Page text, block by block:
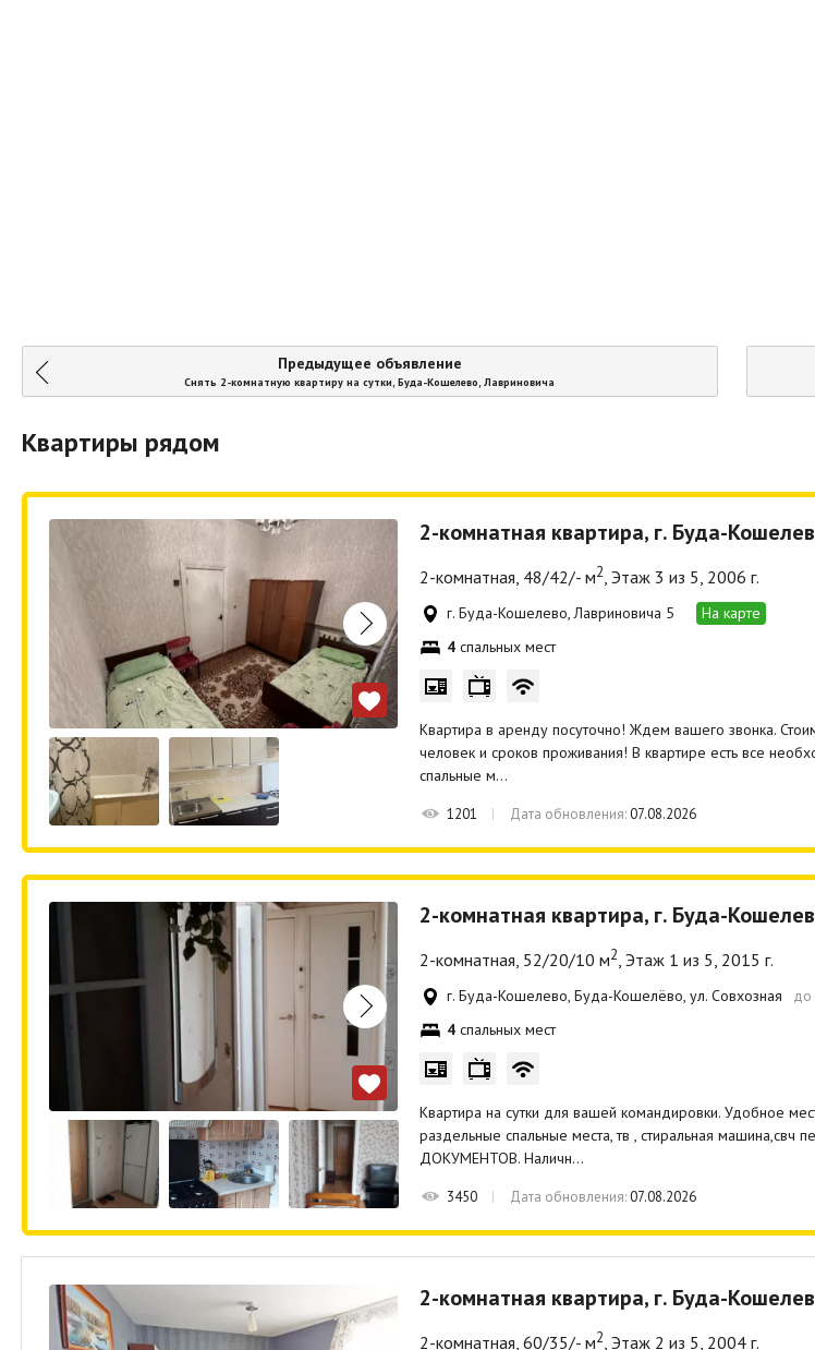
Предыдущее объявление
Снять 2-комнатную квартиру на сутки, Буда-Кошелево, Лавриновича
Квартиры рядом
2-комнатная квартира, г. Буда-
2-комнатная, 48/42/- м2, Этаж 3 из 5, 2006 г.
г. Буда-Кошелево, Лавриновича 5
На карте
4 спальных мест
Квартира в аренду посуточно! Ждем вашего звонка.
человек и сроков проживания! В квартире есть все
спальные м…
1201 Дата обновления:07.08.2026
2-комнатная квартира, г. Буда-
2-комнатная, 52/20/10 м2, Этаж 1 из 5, 2015 г.
г. Буда-Кошелево, Буда-Кошелёво, ул. Совхозная до
4 спальных мест
Квартира на сутки для вашей командировки. Удобное
раздельные спальные места, тв , стиральная
ДОКУМЕНТОВ. Наличн…
3450 Дата обновления:07.08.2026
2-комнатная квартира, г. Буда-
2-комнатная, 60/35/- м2, Этаж 2 из 5, 2004 г.